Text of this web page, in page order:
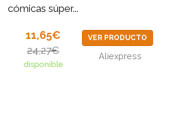
cómicas súper...
11,65€
24,27€
disponible
VER PRODUCTO
Aliexpress